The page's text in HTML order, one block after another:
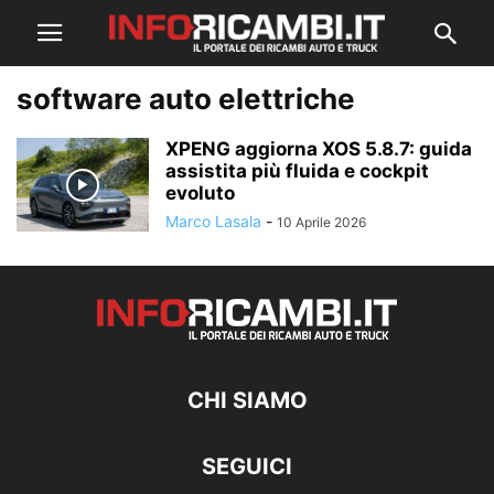
software auto elettriche
XPENG aggiorna XOS 5.8.7: guida
assistita più fluida e cockpit
evoluto
Marco Lasala - 10 Aprile 2026
CHI SIAMO
SEGUICI